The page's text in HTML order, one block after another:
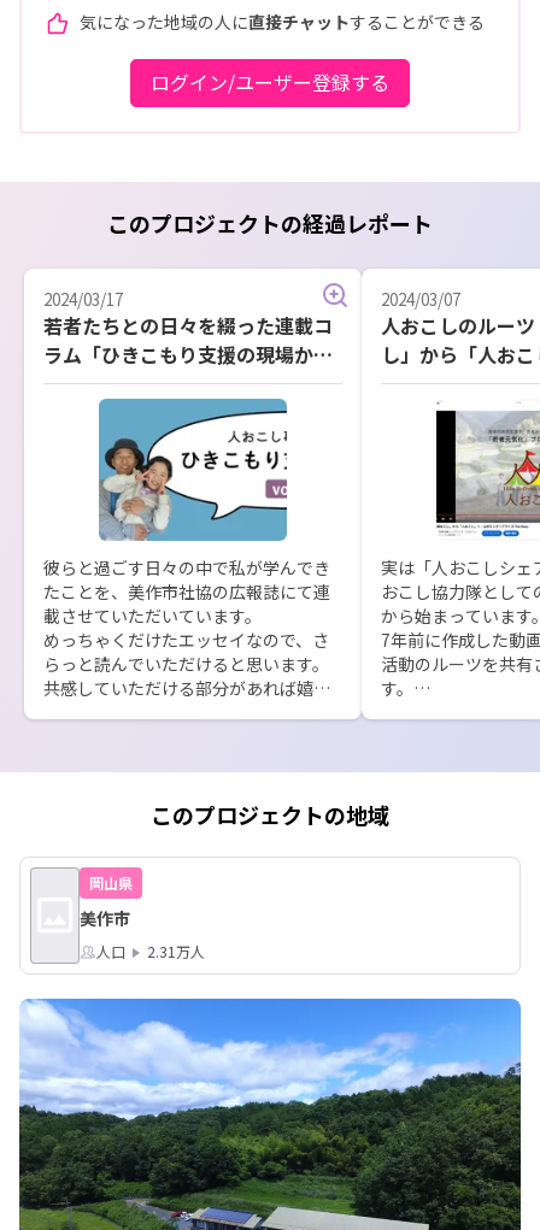
気になった地域の人に直接チャットすることができる
ログイン/ユーザー登録する
このプロジェクトの経過レポート
2024/03/17
若者たちとの日々を綴った連載コ
ラム「ひきこもり支援の現場か
ら」
彼らと過ごす日々の中で私が学んでき
たことを、美作市社協の広報誌にて連
載させていただいています。
めっちゃくだけたエッセイなので、さ
らっと読んでいただけると思います。
共感していただける部分があれば嬉し
https://hito.sanson.asia/hikikomori-
②「魔法の薬」は暴力息子もだまらせ
る？！
https://hito.sanson.asia/hikikomori-
column02
③「魔法の薬」を飲まにゃいけんの
は・・誰？
https://hito.sanson.asia/hikikomori-
column03
④勇者よ、ドラゴンを倒せ！（布の服
とこん棒で・・）
https://hito.sanson.asia/hikikomori-
column04
2024/03/07
人おこしのルー
し」から「人お
実は「人おこしシ
おこし協力隊とし
から始まっています
7年前に作成した動
活動のルーツを共
す。
聞いてみたいことな
にメッセージしてく
事　能登）
このプロジェクトの地域
岡山県
美作市
人口 2.31万人